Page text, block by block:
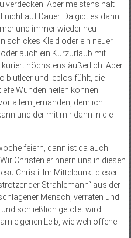
verdecken. Aber meistens hält
auf Dauer. Da gibt es dann
und immer wieder neu
schickes Kleid oder ein neuer
auch ein Kurzurlaub mit
höchstens äußerlich. Aber
blutleer und leblos fühlt, die
Wunden heilen können
allem jemanden, dem ich
und der mit mir dann in die
feiern, dann ist da auch
Christen erinnern uns in diesen
Christi. Im Mittelpunkt dieser
Strahlemann“ aus der
Mensch, verraten und
schließlich getötet wird.
eigenen Leib, wie weh offene